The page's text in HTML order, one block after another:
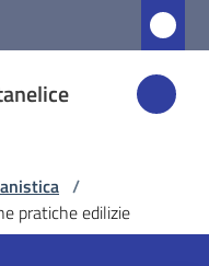
/
pratiche edilizie